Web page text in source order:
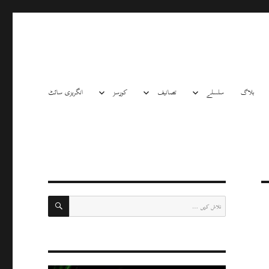
بلاگ سلسلے تصانیف کورسز انگریزی سائٹ
تلاش
کریں:
تلاش